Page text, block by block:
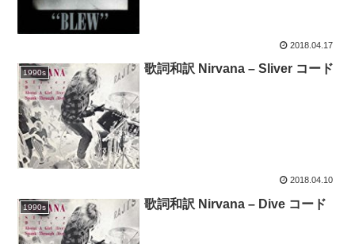
2018.04.17
1990s 歌詞和訳 Nirvana – Sliver コード
2018.04.10
1990s 歌詞和訳 Nirvana – Dive コード